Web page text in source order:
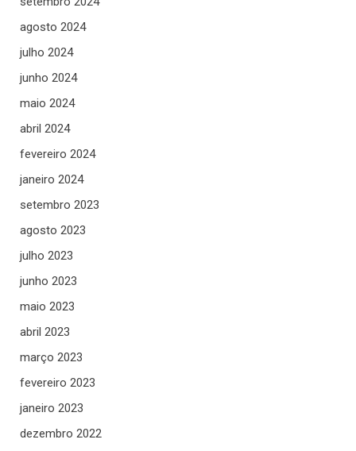
agosto 2024
julho 2024
junho 2024
maio 2024
abril 2024
fevereiro 2024
janeiro 2024
setembro 2023
agosto 2023
julho 2023
junho 2023
maio 2023
abril 2023
março 2023
fevereiro 2023
janeiro 2023
dezembro 2022